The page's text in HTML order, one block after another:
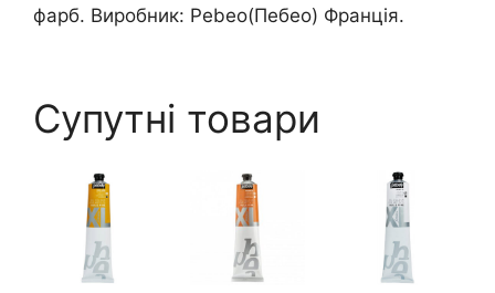
фарб. Виробник: Pebeo(Пебео) Франція.
Супутні товари